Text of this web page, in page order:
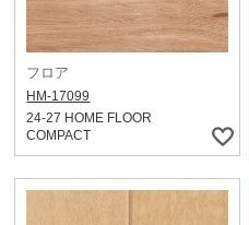
フロア
HM-17099
24-27 HOME FLOOR
COMPACT